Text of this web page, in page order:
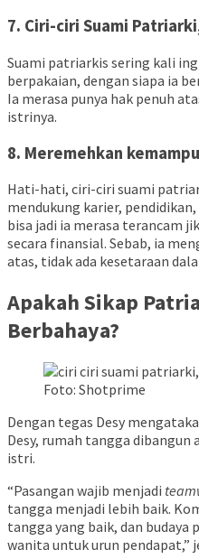
7. Ciri-ciri Suami
Suami patriarkis sering kali
berpakaian, dengan siapa ia
Ia merasa punya hak penuh
istrinya.
8. Meremehkan
Hati-hati, ciri-ciri suami
mendukung karier,
bisa jadi ia merasa terancam
secara finansial. Sebab, ia
atas, tidak ada kesetaraan
Apakah Sikap
Berbahaya?
Foto: Shotprime
Dengan tegas Desy
Desy, rumah tangga dibangun
istri.
“Pasangan wajib menjadi
tangga menjadi lebih baik.
tangga yang baik, dan
wanita untuk urun pendapat,”